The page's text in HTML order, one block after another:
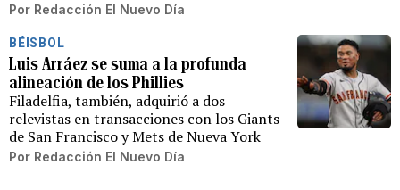
Por Redacción El Nuevo Día
BÉISBOL
Luis Arráez se suma a la profunda
alineación de los Phillies
Filadelfia, también, adquirió a dos
relevistas en transacciones con los Giants
de San Francisco y Mets de Nueva York
Por Redacción El Nuevo Día